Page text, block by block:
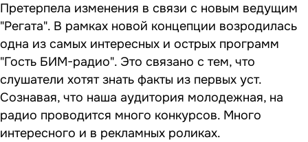
Претерпела изменения в связи с новым ведущим
"Регата". В рамках новой концепции возродилась
одна из самых интересных и острых программ
"Гость БИМ-радио". Это связано с тем, что
слушатели хотят знать факты из первых уст.
Сознавая, что наша аудитория молодежная, на
радио проводится много конкурсов. Много
интересного и в рекламных роликах.